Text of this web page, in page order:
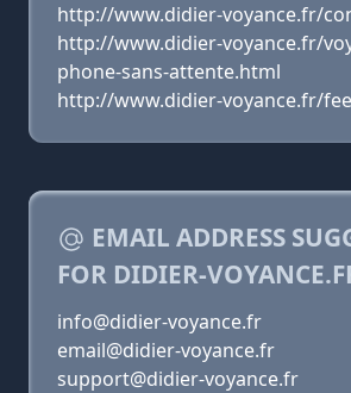
http://www.didier-voyance.fr/
http://www.didier-voyance.fr/
phone-sans-attente.html
http://www.didier-voyance.fr/
EMAIL ADDRESS
FOR DIDIER-
info@didier-voyance.fr
email@didier-voyance.fr
support@didier-voyance.fr